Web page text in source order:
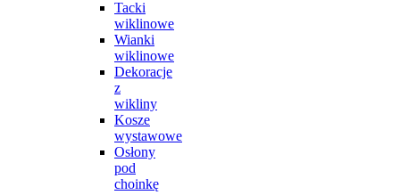
Tacki
wiklinowe
Wianki
wiklinowe
Dekoracje
z
wikliny
Kosze
wystawowe
Osłony
pod
choinkę